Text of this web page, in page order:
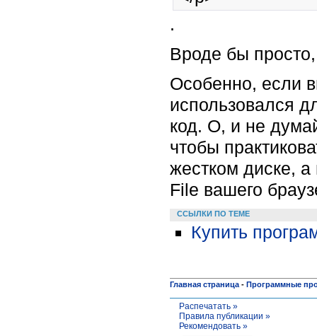
.
Вроде бы
Особенно, если
использовался
код. О, и не
чтобы
жестком диске, а
File вашего
ССЫЛКИ ПО ТЕМЕ
Купить
Главная страница - Программные
Распечатать »
Правила публикации »
Рекомендовать »